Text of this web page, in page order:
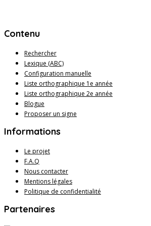
Contenu
Rechercher
Lexique (ABC)
Configuration manuelle
Liste orthographique 1e année
Liste orthographique 2e année
Blogue
Proposer un signe
Informations
Le projet
F.A.Q
Nous contacter
Mentions légales
Politique de confidentialité
Partenaires